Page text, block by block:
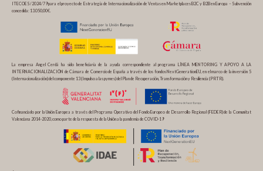
ITECOES/2024/79 para el proyecto de Estrategia de Internacionalización de Ventas en Marketplaces B2C y B2B en Europa – Subvención
concedida: 13.050,00€.
La empresa Angel Cerdá ha sido beneficiaria de la ayuda correspondiente al programa LÍNEA MENTORING Y APOYO A LA
INTERNACIONALIZACIÓN de Cámara de Comercio de España a través de los fondos NextGenerationEU, en el marco de la inversión 5
(Internacionalización) del componente 13 (Impulso a las pymes) del Plan de Recuperación, Transformación y Resiliencia (PRTR).
Cofinanciado por la Unión Europea a través del Programa Operativo del Fondo Europeo de Desarrollo Regional (FEDER) de la Comunitat
Valenciana 2014-2020, como parte de la respuesta de la Unión a la pandemia de COVID-19